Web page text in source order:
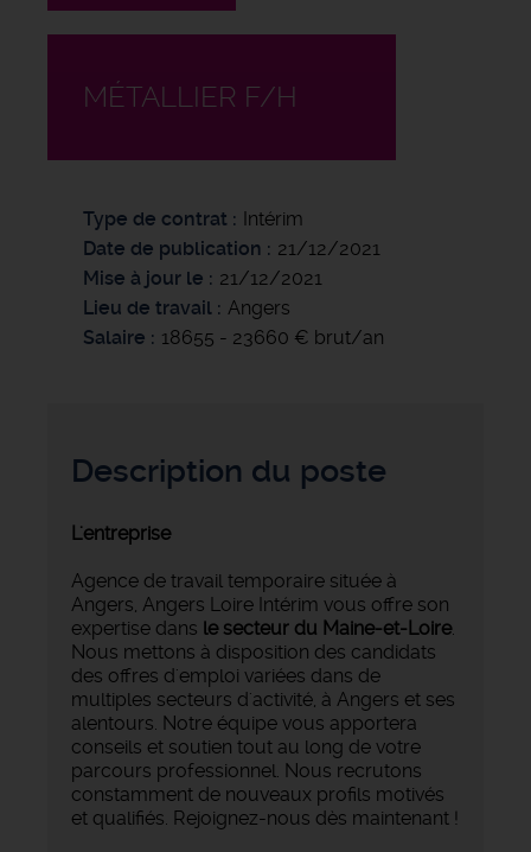
MÉTALLIER F/H
Type de contrat
Intérim
Date de publication
21/12/2021
Mise à jour le
21/12/2021
Lieu de travail
Angers
Salaire
18655 - 23660 € brut/an
Description du poste
L'entreprise
Agence de travail temporaire située à
Angers, Angers Loire Intérim vous offre son
expertise dans le secteur du Maine-et-Loire.
Nous mettons à disposition des candidats
des offres d'emploi variées dans de
multiples secteurs d'activité, à Angers et ses
alentours. Notre équipe vous apportera
conseils et soutien tout au long de votre
parcours professionnel. Nous recrutons
constamment de nouveaux profils motivés
et qualifiés. Rejoignez-nous dès maintenant !